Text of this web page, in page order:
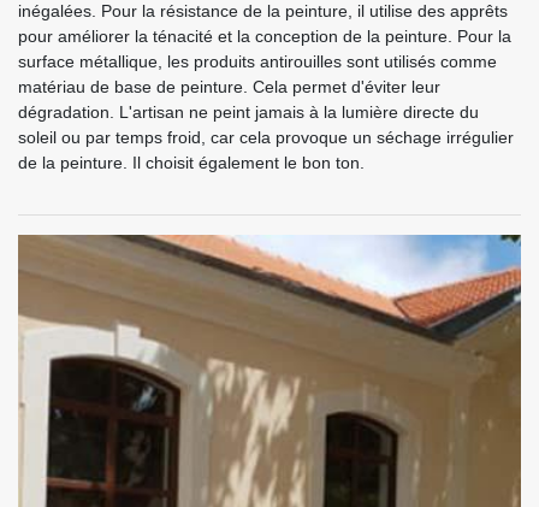
inégalées. Pour la résistance de la peinture, il utilise des apprêts
pour améliorer la ténacité et la conception de la peinture. Pour la
surface métallique, les produits antirouilles sont utilisés comme
matériau de base de peinture. Cela permet d'éviter leur
dégradation. L'artisan ne peint jamais à la lumière directe du
soleil ou par temps froid, car cela provoque un séchage irrégulier
de la peinture. Il choisit également le bon ton.